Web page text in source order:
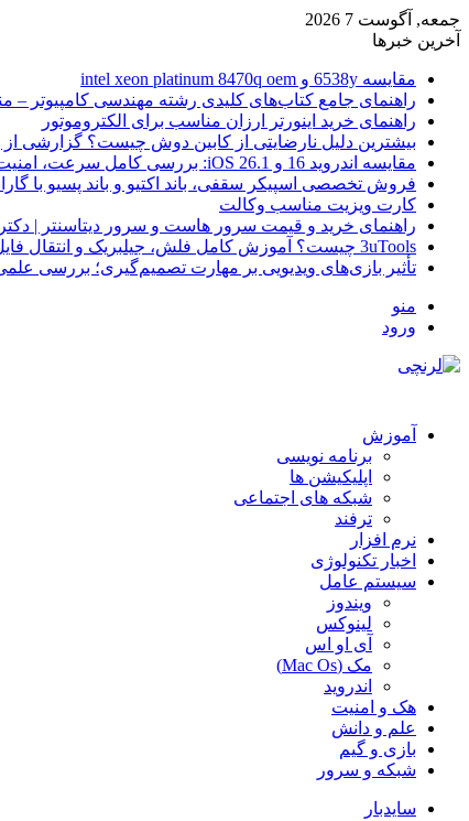
جمعه, آگوست 7 2026
آخرین خبرها
مقایسه 6538y و intel xeon platinum 8470q oem
راهنمای جامع کتاب‌های کلیدی رشته مهندسی کامپیوتر –
راهنمای خرید اینورتر ارزان مناسب برای الکتروموتور
بیشترین دلیل نارضایتی از کابین دوش چیست؟ گزارشی
مقایسه اندروید 16 و iOS 26.1: بررسی کامل سرعت، امنیت و تجربه کاربری
فروش تخصصی اسپیکر سقفی، باند اکتیو و باند پسیو با
کارت ویزیت مناسب وکالت
راهنمای خرید و قیمت سرور هاست و سرور دیتاسنتر | دکتر HP
3uTools چیست؟ آموزش کامل فلش، جیلبریک و انتقال فایل در آیفون
تأثیر بازی‌های ویدیویی بر مهارت تصمیم‌گیری؛ بررسی
منو
ورود
آموزش
برنامه نویسی
اپلیکیشن ها
شبکه های اجتماعی
ترفند
نرم افزار
اخبار تکنولوژی
سیستم عامل
ویندوز
لینوکس
آی او اس
مک (Mac Os)
اندروید
هک و امنیت
علم و دانش
بازی و گیم
شبکه و سرور
سایدبار